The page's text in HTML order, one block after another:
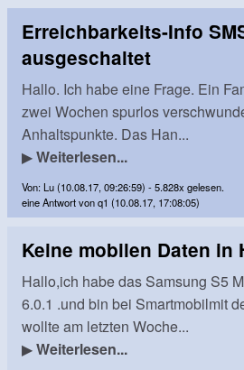
Erreichbarkeits-Info
ausgeschaltet
Hallo. Ich habe eine Frage. Ein
zwei Wochen spurlos
Anhaltspunkte. Das Han...
▶Weiterlesen...
Von: Lu (10.08.17, 09:26:59) - 5.828x gelesen.
eine Antwort von q1 (10.08.17, 17:08:05)
Keine mobilen Daten in
Hallo,ich habe das Samsung S5
6.0.1 .und bin bei Smartmobilmit
wollte am letzten Woche...
▶Weiterlesen...